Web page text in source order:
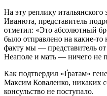
На эту реплику
Иванюта, представитель
отметил: «Это абсолютный
было отправлено на какие-
факту мы — представитель
Неаполе и мать — ничего не
Как подтвердил «Ґратам»
Максим Коваленко, никаких
консульство не поступало.